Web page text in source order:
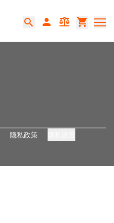
search person balance shopping_cart
隐私政策